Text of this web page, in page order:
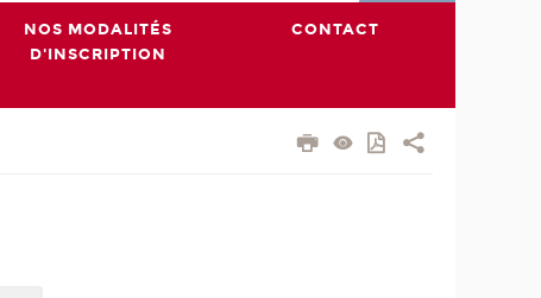
NOS MODALITÉS
D'INSCRIPTION
CONTACT